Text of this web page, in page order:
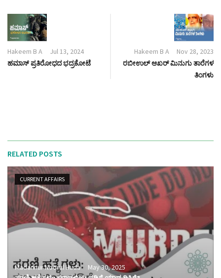
Hakeem B A
Jul 13, 2024
ಹಮಾಸ್ ಪ್ರತಿರೋಧದ ಭದ್ರಕೋಟೆ
Hakeem B A
Nov 28, 2023
ರಬೀಉಲ್ ಆಖರ್ ಮಿನುಗು ತಾರೆಗಳ
ತಿಂಗಳು
RELATED POSTS
CURRENT AFFAIRS
Madannur Noorul Huda
May 30, 2025